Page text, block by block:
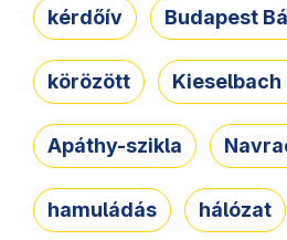
kérdőív Budapest
körözött Kieselbach
Apáthy-szikla
hamuládás hálózat